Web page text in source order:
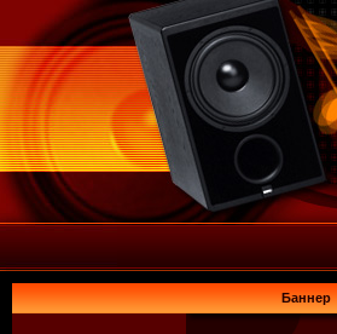
Баннер